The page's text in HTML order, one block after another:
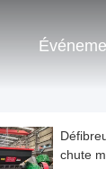
chute